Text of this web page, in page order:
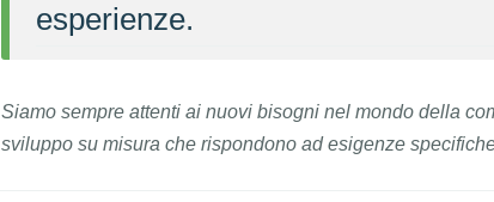
esperienze.
Siamo sempre attenti ai nuovi bisogni nel mondo della
sviluppo su misura che rispondono ad esigenze